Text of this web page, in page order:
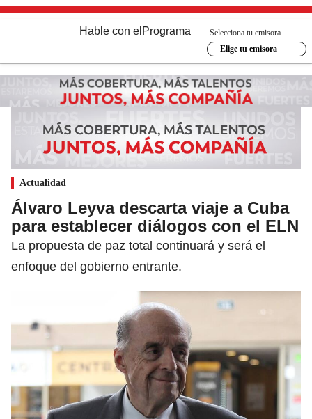
Hable con el Programa
Selecciona tu emisora
Elige tu emisora
Actualidad
Álvaro Leyva descarta viaje a Cuba
para establecer diálogos con el ELN
La propuesta de paz total continuará y será el
enfoque del gobierno entrante.